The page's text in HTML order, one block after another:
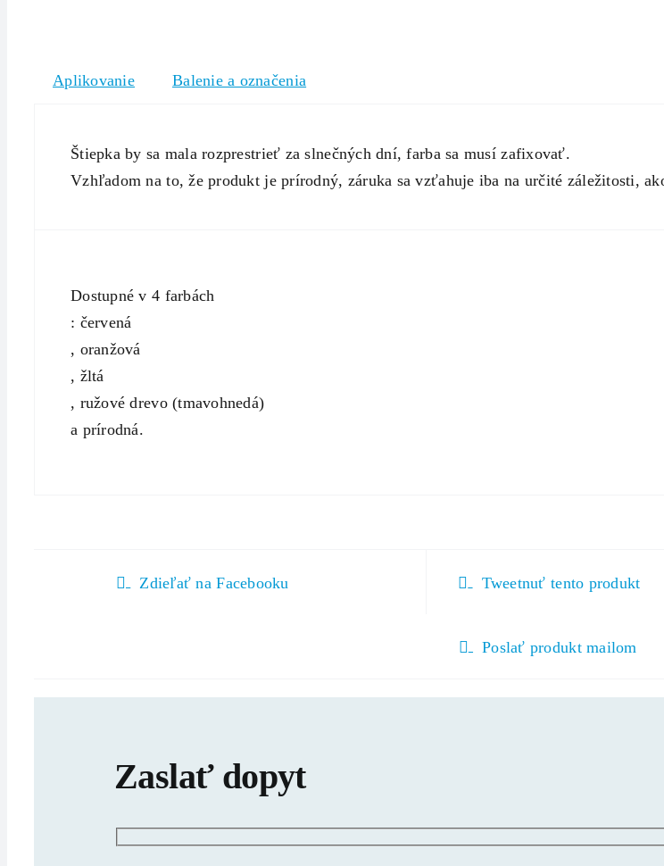
Aplikovanie Balenie a označenia
Štiepka by sa mala rozprestrieť za slnečných dní, farba sa musí zafixovať.
Vzhľadom na to, že produkt je prírodný, záruka sa vzťahuje iba na určité záležitosti,
Dostupné v 4 farbách
: červená
, oranžová
, žltá
, ružové drevo (tmavohnedá)
a prírodná.
Zdieľať na Facebooku Tweetnuť tento produkt
Poslať produkt mailom
Zaslať dopyt